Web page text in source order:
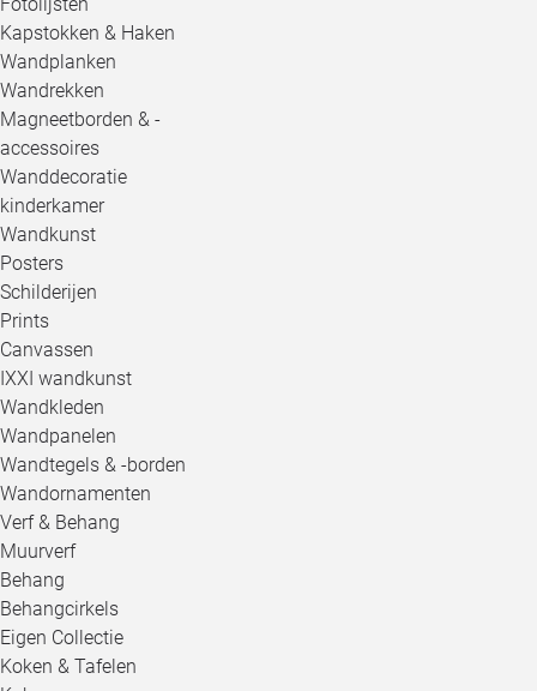
Kapstokken & Haken
Wandplanken
Wandrekken
Magneetborden & -
accessoires
Wanddecoratie
kinderkamer
Wandkunst
Posters
Schilderijen
Prints
Canvassen
IXXI wandkunst
Wandkleden
Wandpanelen
Wandtegels & -borden
Wandornamenten
Verf & Behang
Muurverf
Behang
Behangcirkels
Eigen Collectie
Koken & Tafelen